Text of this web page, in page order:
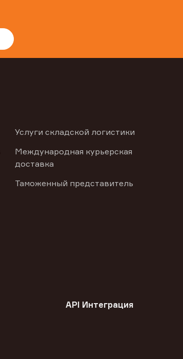
Услуги складской логистики
Международная курьерская
доставка
Таможенный представитель
API Интеграция